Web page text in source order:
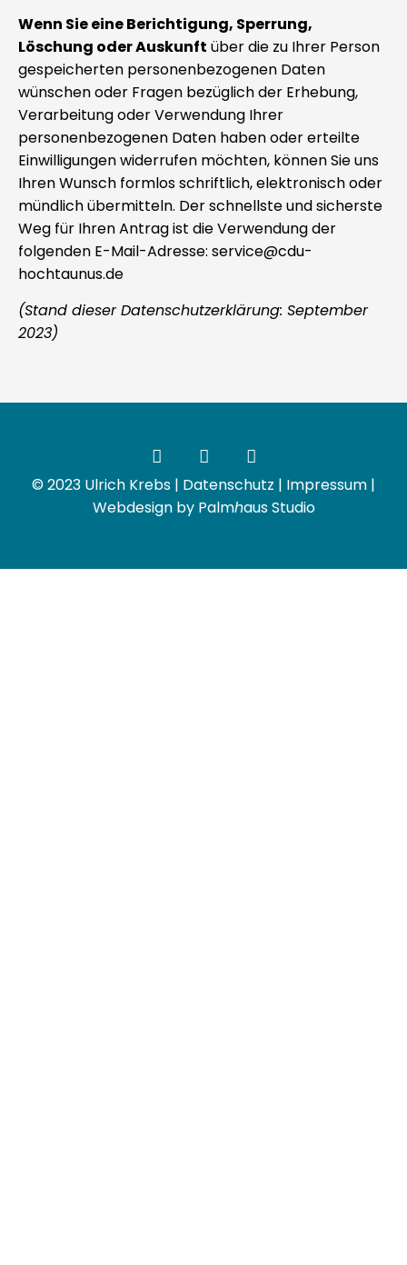
Wenn Sie eine Berichtigung, Sperrung,
Löschung oder Auskunft über die zu Ihrer Person
gespeicherten personenbezogenen Daten
wünschen oder Fragen bezüglich der Erhebung,
Verarbeitung oder Verwendung Ihrer
personenbezogenen Daten haben oder erteilte
Einwilligungen widerrufen möchten, können Sie uns
Ihren Wunsch formlos schriftlich, elektronisch oder
mündlich übermitteln. Der schnellste und sicherste
Weg für Ihren Antrag ist die Verwendung der
folgenden E-Mail-Adresse: service@cdu-
hochtaunus.de
(Stand dieser Datenschutzerklärung: September
2023)
© 2023 Ulrich Krebs | Datenschutz | Impressum |
Webdesign by Palmhaus Studio